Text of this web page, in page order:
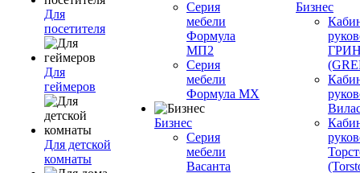
Для
посетителя
Для
геймеров
Для детской
комнаты
Серия
мебели
Формула
МП2
Серия
мебели
Формула МХ
Бизнес
Серия
мебели
Васанта
Бизнес